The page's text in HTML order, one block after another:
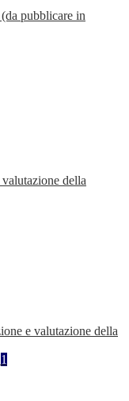
pubblicare in
della
e valutazione della
1